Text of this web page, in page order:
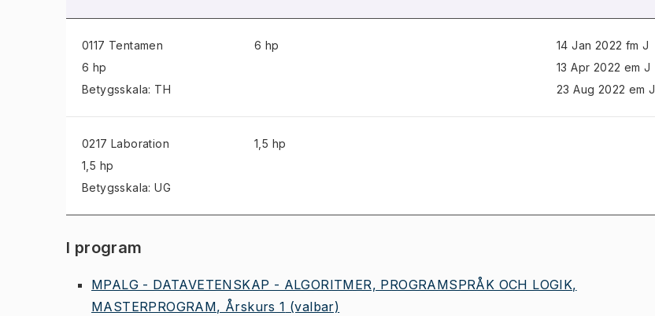
0117 Tentamen
6 hp
Betygsskala: TH
6 hp
14 Jan 2022 fm J
13 Apr 2022 em J
23 Aug 2022 em J
0217 Laboration
1,5 hp
Betygsskala: UG
1,5 hp
I program
MPALG - DATAVETENSKAP - ALGORITMER, PROGRAMSPRÅK OCH LOGIK,
MASTERPROGRAM, Årskurs 1 (valbar)